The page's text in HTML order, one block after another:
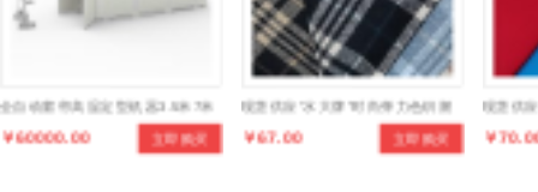
全自动窗帘高温定型机器3.5米7米
卧式柜体布帘蒸汽定型成品帘
立即购买
￥60000.00
现货供应“水大牌”时尚弹力色织潮
格系列产品，款式多样，手感柔
立即购买
￥67.00
现货供
雅格系
￥